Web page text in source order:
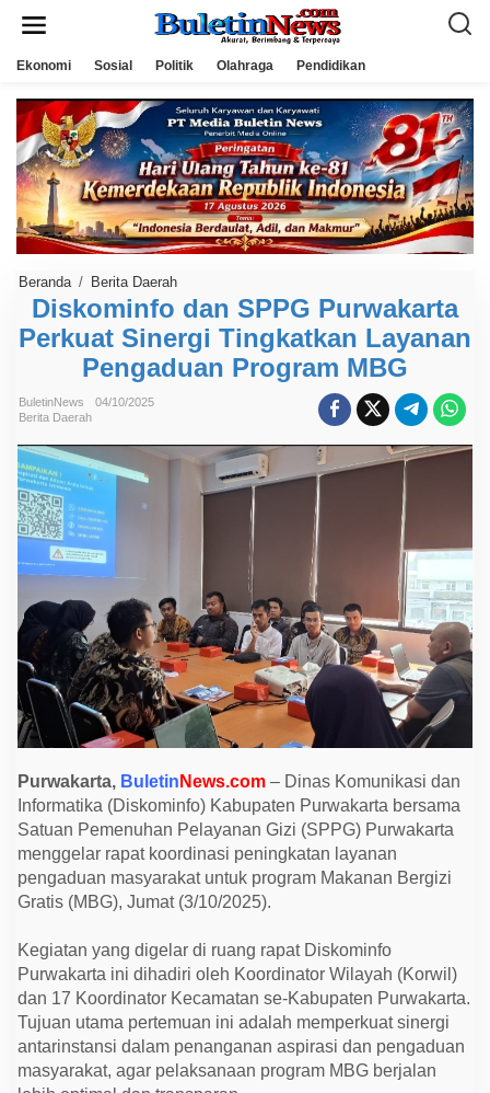
Ekonomi Sosial Politik Olahraga Pendidikan
Beranda / Berita Daerah
s
k
o
m
i
d
a
a
k
a
r
t
a
P
k
u
a
t
S
i
n
e
r
T
i
n
g
k
t
k
Diskominfo dan SPPG Purwakarta
Perkuat Sinergi Tingkatkan Layanan
Pengaduan Program MBG
BuletinNews
04/10/2025
Berita Daerah
Purwakarta, Buletin News.com – Dinas Komunikasi dan
Informatika (Diskominfo) Kabupaten Purwakarta bersama
Satuan Pemenuhan Pelayanan Gizi (SPPG) Purwakarta
menggelar rapat koordinasi peningkatan layanan
pengaduan masyarakat untuk program Makanan Bergizi
Gratis (MBG), Jumat (3/10/2025).
Kegiatan yang digelar di ruang rapat Diskominfo
Purwakarta ini dihadiri oleh Koordinator Wilayah (Korwil)
dan 17 Koordinator Kecamatan se-Kabupaten Purwakarta.
Tujuan utama pertemuan ini adalah memperkuat sinergi
antarinstansi dalam penanganan aspirasi dan pengaduan
masyarakat, agar pelaksanaan program MBG berjalan